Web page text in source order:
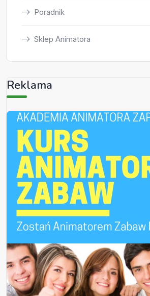
Poradnik
Sklep Animatora
Reklama